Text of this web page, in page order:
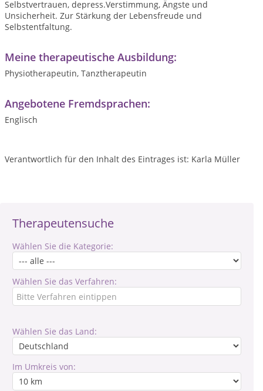
Therapeutensuche
Wählen Sie die Kategorie:
Wählen Sie das Verfahren:
Wählen Sie das Land:
Im Umkreis von:
Selbstvertrauen, depress.Verstimmung, Ängste und
Unsicherheit. Zur Stärkung der Lebensfreude und
Selbstentfaltung.
Meine therapeutische Ausbildung:
Physiotherapeutin, Tanztherapeutin
Angebotene Fremdsprachen:
Englisch
Verantwortlich für den Inhalt des Eintrages ist: Karla Müller